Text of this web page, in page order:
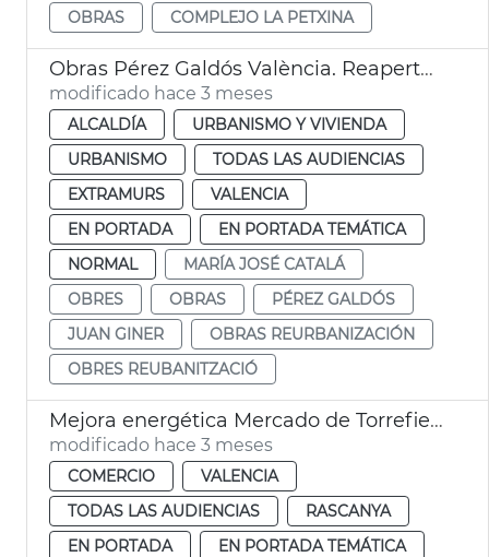
OBRAS COMPLEJO LA PETXINA
Obras Pérez Galdós València. Reapertura
modificado hace 3 meses
ALCALDÍA
URBANISMO Y VIVIENDA
URBANISMO
TODAS LAS AUDIENCIAS
EXTRAMURS
VALENCIA
EN PORTADA
EN PORTADA TEMÁTICA
NORMAL
MARÍA JOSÉ CATALÁ
OBRES
OBRAS
PÉREZ GALDÓS
JUAN GINER
OBRAS REURBANIZACIÓN
OBRES REUBANITZACIÓ
Mejora energética Mercado de Torrefiel València
modificado hace 3 meses
COMERCIO
VALENCIA
TODAS LAS AUDIENCIAS
RASCANYA
EN PORTADA
EN PORTADA TEMÁTICA